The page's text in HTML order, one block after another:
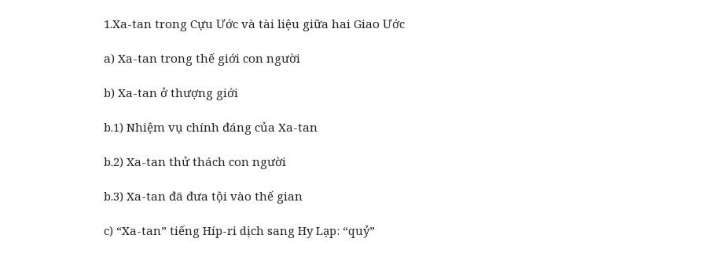
1.Xa-tan trong Cựu Ước và tài liệu giữa hai Giao Ước
a) Xa-tan trong thế giới con người
b) Xa-tan ở thượng giới
b.1) Nhiệm vụ chính đáng của Xa-tan
b.2) Xa-tan thử thách con người
b.3) Xa-tan đã đưa tội vào thế gian
c) “Xa-tan” tiếng Híp-ri dịch sang Hy Lạp: “quỷ”